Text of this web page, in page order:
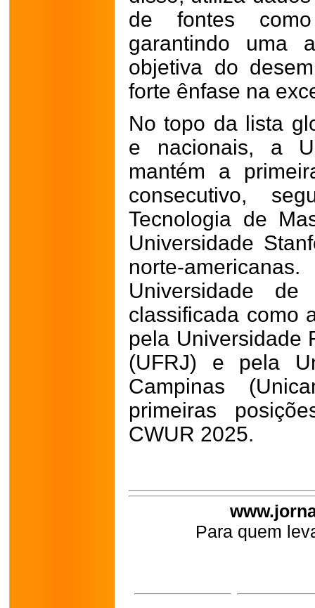
de fontes
garantindo uma
objetiva do
forte ênfase na
No topo da lista
e nacionais, a
mantém a
consecutivo,
Tecnologia de
Universidade
norte-
Universidade
classificada como
pela Universidade
(UFRJ) e pela
Campinas
primeiras
CWUR 2025.
Para quem